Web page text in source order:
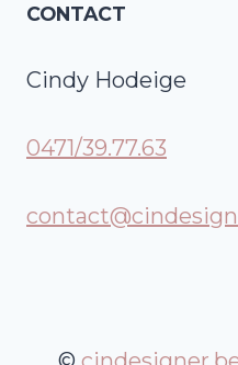
CONTACT
Cindy Hodeige
0471/39.77.63